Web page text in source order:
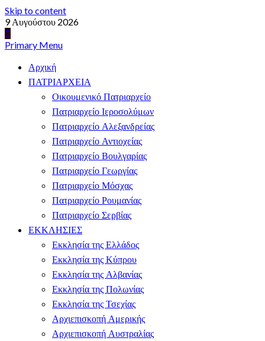
Skip to content
9 Αυγούστου 2026
Primary Menu
Αρχική
ΠΑΤΡΙΑΡΧΕΙΑ
Οικουμενικό Πατριαρχείο
Πατριαρχείο Ιεροσολύμων
Πατριαρχείο Αλεξανδρείας
Πατριαρχείο Αντιοχείας
Πατριαρχείο Βουλγαρίας
Πατριαρχείο Γεωργίας
Πατριαρχείο Μόσχας
Πατριαρχείο Ρουμανίας
Πατριαρχείο Σερβίας
ΕΚΚΛΗΣΙΕΣ
Εκκλησία της Ελλάδος
Εκκλησία της Κύπρου
Εκκλησία της Αλβανίας
Εκκλησία της Πολωνίας
Εκκλησία της Τσεχίας
Αρχιεπισκοπή Αμερικής
Αρχιεπισκοπή Αυστραλίας